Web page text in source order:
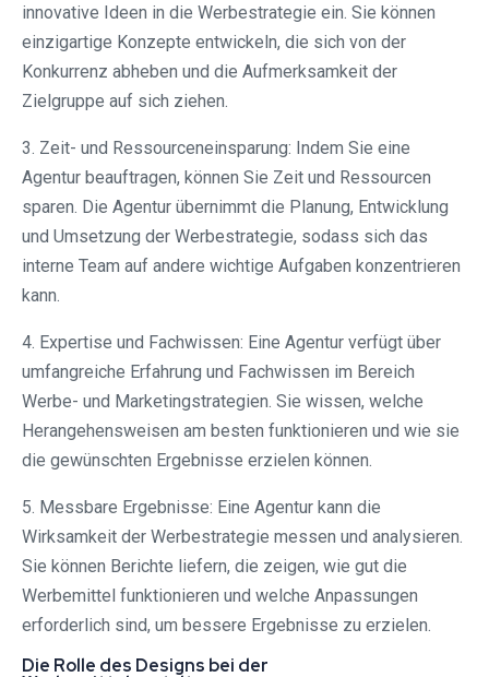
innovative Ideen in die Werbestrategie ein. Sie können
einzigartige Konzepte entwickeln, die sich von der
Konkurrenz abheben und die Aufmerksamkeit der
Zielgruppe auf sich ziehen.
3. Zeit- und Ressourceneinsparung: Indem Sie eine
Agentur beauftragen, können Sie Zeit und Ressourcen
sparen. Die Agentur übernimmt die Planung, Entwicklung
und Umsetzung der Werbestrategie, sodass sich das
interne Team auf andere wichtige Aufgaben konzentrieren
kann.
4. Expertise und Fachwissen: Eine Agentur verfügt über
umfangreiche Erfahrung und Fachwissen im Bereich
Werbe- und Marketingstrategien. Sie wissen, welche
Herangehensweisen am besten funktionieren und wie sie
die gewünschten Ergebnisse erzielen können.
5. Messbare Ergebnisse: Eine Agentur kann die
Wirksamkeit der Werbestrategie messen und analysieren.
Sie können Berichte liefern, die zeigen, wie gut die
Werbemittel funktionieren und welche Anpassungen
erforderlich sind, um bessere Ergebnisse zu erzielen.
Die Rolle des Designs bei der